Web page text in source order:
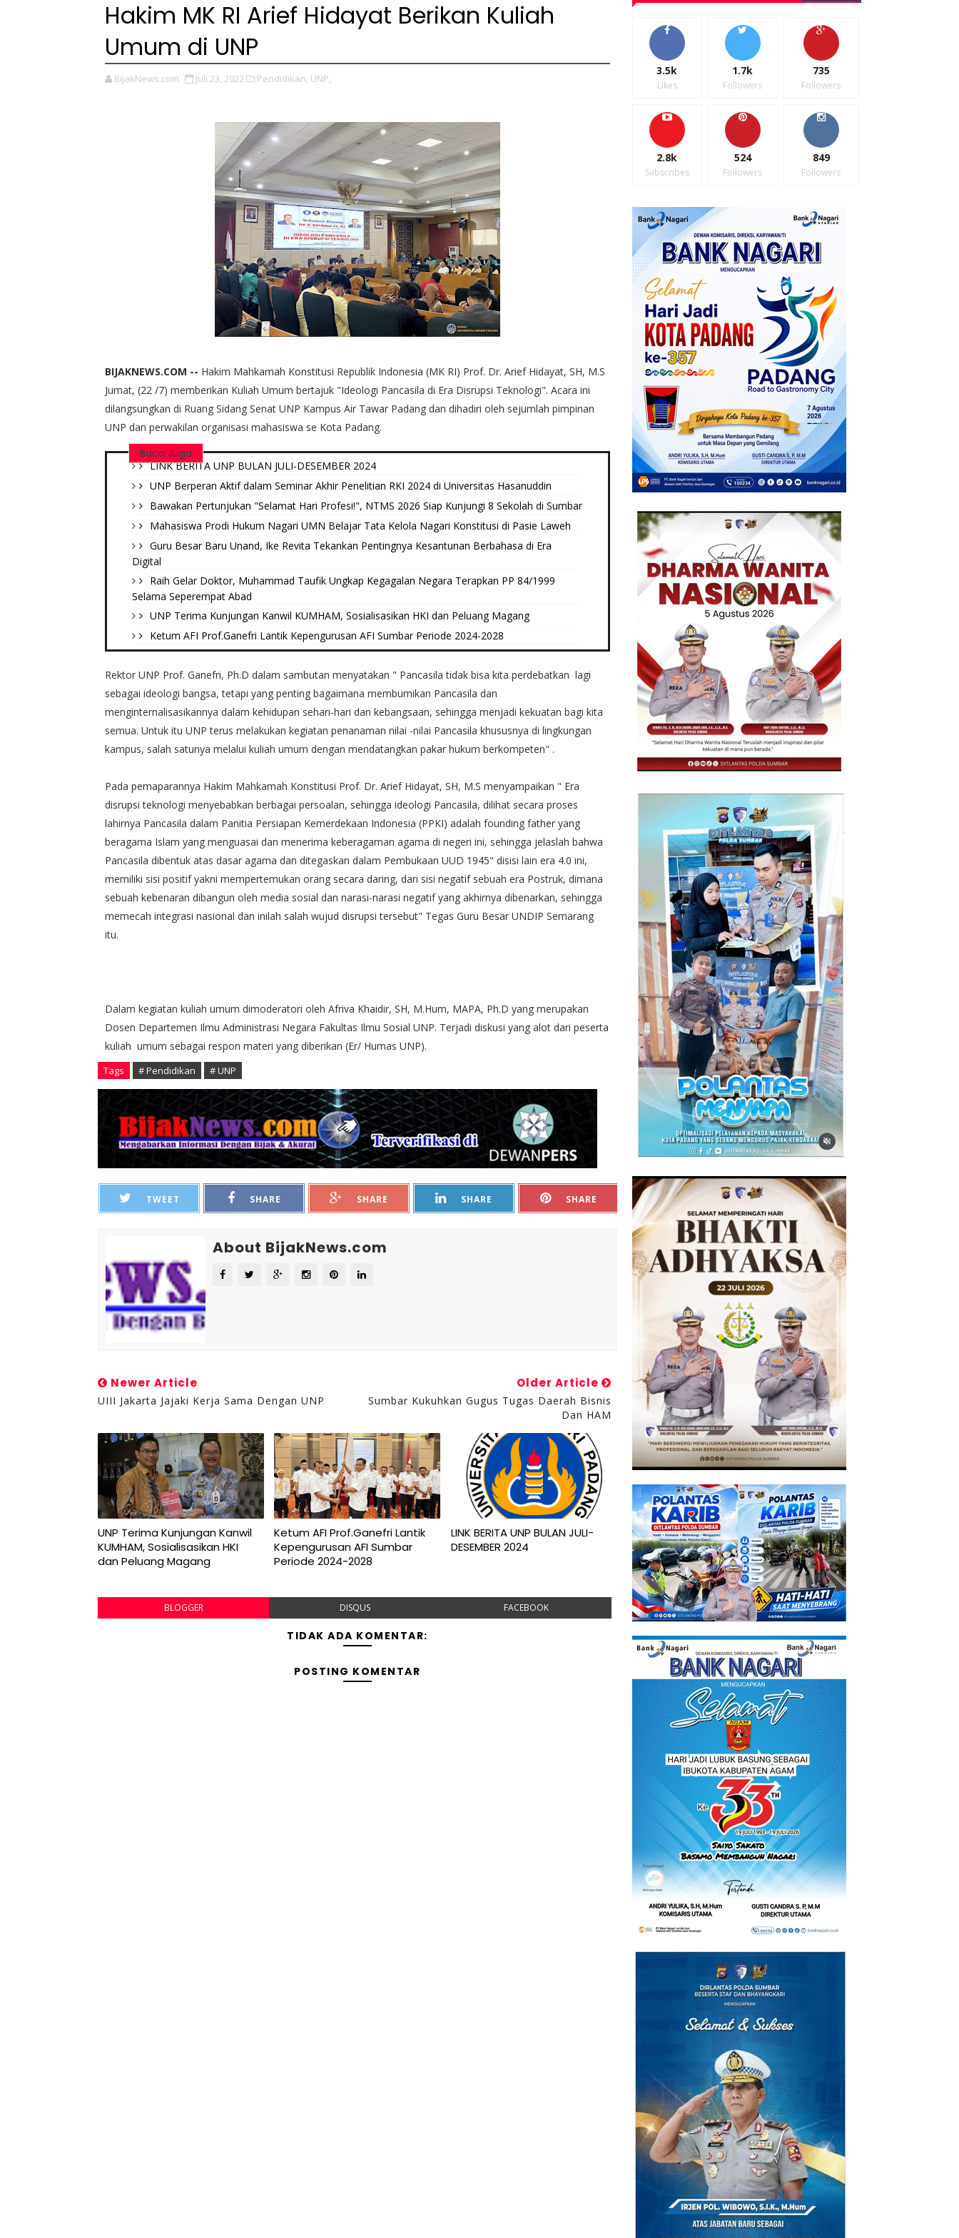
Hakim MK RI Arief Hidayat Berikan Kuliah
Umum di UNP
BijakNews.com Juli 23, 2022 Pendidikan, UNP,
BIJAKNEWS.COM -- Hakim Mahkamah Konstitusi Republik Indonesia (MK RI) Prof. Dr. Arief Hidayat, SH, M.S
Jumat, (22 /7) memberikan Kuliah Umum bertajuk "Ideologi Pancasila di Era Disrupsi Teknologi". Acara ini
dilangsungkan di Ruang Sidang Senat UNP Kampus Air Tawar Padang dan dihadiri oleh sejumlah pimpinan
UNP dan perwakilan organisasi mahasiswa se Kota Padang.
Baca Juga
LINK BERITA UNP BULAN JULI-DESEMBER 2024
UNP Berperan Aktif dalam Seminar Akhir Penelitian RKI 2024 di Universitas Hasanuddin
Bawakan Pertunjukan "Selamat Hari Profesi!", NTMS 2026 Siap Kunjungi 8 Sekolah di Sumbar
Mahasiswa Prodi Hukum Nagari UMN Belajar Tata Kelola Nagari Konstitusi di Pasie Laweh ‎
Guru Besar Baru Unand, Ike Revita Tekankan Pentingnya Kesantunan Berbahasa di Era
Digital
Raih Gelar Doktor, Muhammad Taufik Ungkap Kegagalan Negara Terapkan PP 84/1999
Selama Seperempat Abad
UNP Terima Kunjungan Kanwil KUMHAM, Sosialisasikan HKI dan Peluang Magang
Ketum AFI Prof.Ganefri Lantik Kepengurusan AFI Sumbar Periode 2024-2028
Rektor UNP Prof. Ganefri, Ph.D dalam sambutan menyatakan " Pancasila tidak bisa kita perdebatkan lagi
sebagai ideologi bangsa, tetapi yang penting bagaimana membumikan Pancasila dan
menginternalisasikannya dalam kehidupan sehari-hari dan kebangsaan, sehingga menjadi kekuatan bagi kita
semua. Untuk itu UNP terus melakukan kegiatan penanaman nilai -nilai Pancasila khususnya di lingkungan
kampus, salah satunya melalui kuliah umum dengan mendatangkan pakar hukum berkompeten" .
Pada pemaparannya Hakim Mahkamah Konstitusi Prof. Dr. Arief Hidayat, SH, M.S menyampaikan " Era
disrupsi teknologi menyebabkan berbagai persoalan, sehingga ideologi Pancasila, dilihat secara proses
lahirnya Pancasila dalam Panitia Persiapan Kemerdekaan Indonesia (PPKI) adalah founding father yang
beragama Islam yang menguasai dan menerima keberagaman agama di negeri ini, sehingga jelaslah bahwa
Pancasila dibentuk atas dasar agama dan ditegaskan dalam Pembukaan UUD 1945" disisi lain era 4.0 ini,
memiliki sisi positif yakni mempertemukan orang secara daring, dari sisi negatif sebuah era Postruk, dimana
sebuah kebenaran dibangun oleh media sosial dan narasi-narasi negatif yang akhirnya dibenarkan, sehingga
memecah integrasi nasional dan inilah salah wujud disrupsi tersebut" Tegas Guru Besar UNDIP Semarang
itu.
Dalam kegiatan kuliah umum dimoderatori oleh Afriva Khaidir, SH, M.Hum, MAPA, Ph.D yang merupakan
Dosen Departemen Ilmu Administrasi Negara Fakultas Ilmu Sosial UNP. Terjadi diskusi yang alot dari peserta
kuliah umum sebagai respon materi yang diberikan (Er/ Humas UNP).
Tags # Pendidikan # UNP
TWEET SHARE SHARE SHARE SHARE
About BijakNews.com
Newer Article
UIII Jakarta Jajaki Kerja Sama Dengan UNP
Older Article
Sumbar Kukuhkan Gugus Tugas Daerah Bisnis
Dan HAM
UNP Terima Kunjungan Kanwil
KUMHAM, Sosialisasikan HKI
dan Peluang Magang
Ketum AFI Prof.Ganefri Lantik
Kepengurusan AFI Sumbar
Periode 2024-2028
LINK BERITA UNP BULAN JULI-
DESEMBER 2024
BLOGGER DISQUS FACEBOOK
TIDAK ADA KOMENTAR:
POSTING KOMENTAR
3.5k
Likes
1.7k
Followers
735
Followers
2.8k
Subscribes
524
Followers
849
Followers